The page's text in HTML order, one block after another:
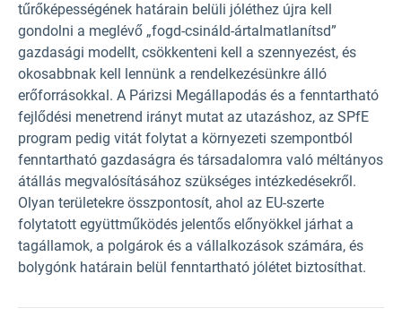
tűrőképességének határain belüli jóléthez újra kell
gondolni a meglévő „fogd-csináld-ártalmatlanítsd”
gazdasági modellt, csökkenteni kell a szennyezést, és
okosabbnak kell lennünk a rendelkezésünkre álló
erőforrásokkal. A Párizsi Megállapodás és a fenntartható
fejlődési menetrend irányt mutat az utazáshoz, az SPfE
program pedig vitát folytat a környezeti szempontból
fenntartható gazdaságra és társadalomra való méltányos
átállás megvalósításához szükséges intézkedésekről.
Olyan területekre összpontosít, ahol az EU-szerte
folytatott együttműködés jelentős előnyökkel járhat a
tagállamok, a polgárok és a vállalkozások számára, és
bolygónk határain belül fenntartható jólétet biztosíthat.